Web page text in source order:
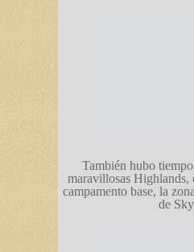
También hubo
maravillosas Highlands,
campamento base, la
de